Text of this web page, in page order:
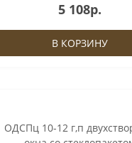
ROTO, евроручкой и ввёртными
петлями либо петлями ROTO.На
створках пре..
5 108р.
В КОРЗИНУ